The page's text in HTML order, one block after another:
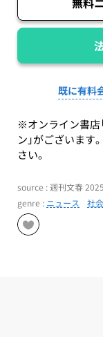
既に有料
※オンライン書店
ン」がございます
さい。
source : 週刊文春
genre : ニュース 社会